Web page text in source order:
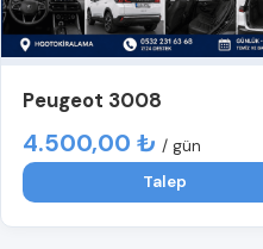
Peugeot 3008
4.500,00 ₺ / gün
Talep